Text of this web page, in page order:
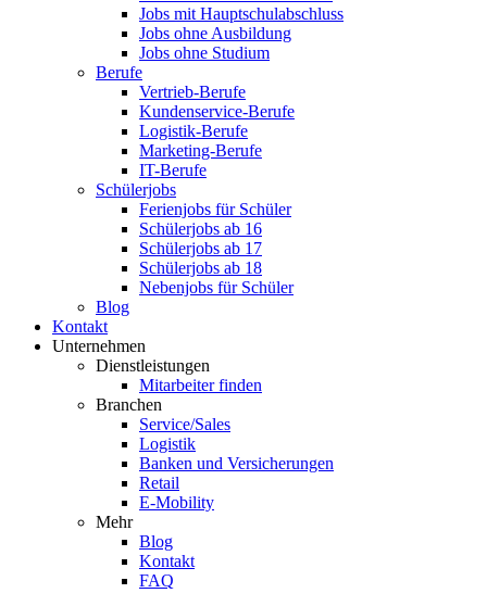
Jobs mit Hauptschulabschluss
Jobs ohne Ausbildung
Jobs ohne Studium
Berufe
Vertrieb-Berufe
Kundenservice-Berufe
Logistik-Berufe
Marketing-Berufe
IT-Berufe
Schülerjobs
Ferienjobs für Schüler
Schülerjobs ab 16
Schülerjobs ab 17
Schülerjobs ab 18
Nebenjobs für Schüler
Blog
Kontakt
Unternehmen
Dienstleistungen
Mitarbeiter finden
Branchen
Service/Sales
Logistik
Banken und Versicherungen
Retail
E-Mobility
Mehr
Blog
Kontakt
FAQ